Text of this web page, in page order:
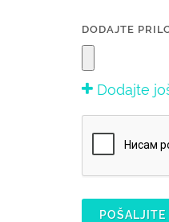
DODAJTE
Dodajte
POŠALJITE